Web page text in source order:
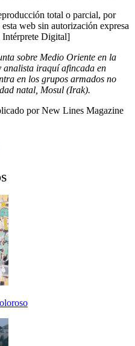
total o parcial, por
web sin autorización expresa
Digital]
sobre Medio Oriente en la
analista iraquí afincada en
en los grupos armados no
natal, Mosul (Irak).
por New Lines Magazine